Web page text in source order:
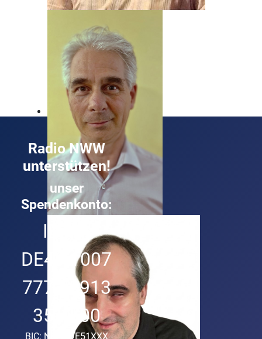
Unser Mann, wenn's um Rock geht!
Technik und Musik ist sein Ding
Radio NWW
unterstützen!
unser
Spendenkonto:
IBAN:
DE49 1007
7777 0913
3513 00
BIC: NORSDE51XXX